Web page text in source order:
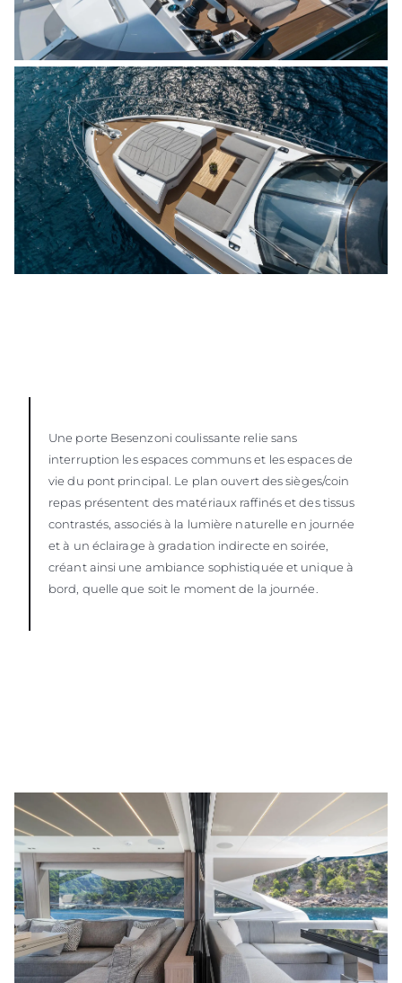
Une porte Besenzoni coulissante relie sans
interruption les espaces communs et les espaces de
vie du pont principal. Le plan ouvert des sièges/coin
repas présentent des matériaux raffinés et des tissus
contrastés, associés à la lumière naturelle en journée
et à un éclairage à gradation indirecte en soirée,
créant ainsi une ambiance sophistiquée et unique à
bord, quelle que soit le moment de la journée.